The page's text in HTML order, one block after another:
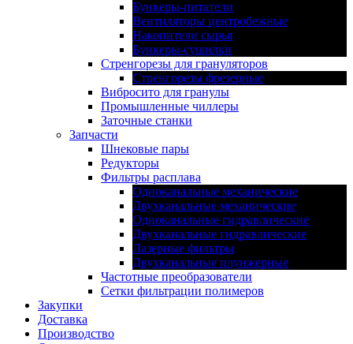
Бункеры-питатели
Вентиляторы центробежные
Накопители сырья
Бункеры-сушилки
Стренгорезы для грануляторов
Стренгорезы фрезерные
Вибросито для гранулы
Промышленные чиллеры
Заточные станки
Запчасти
Шнековые пары
Редукторы
Фильтры расплава
Одноканальные механические
Двухканальные механические
Одноканальные гидравлические
Двухканальные гидравлические
Лазерные фильтры
Двухканальные плунжерные
Частотные преобразователи
Сетки фильтрации полимеров
Закупки
Доставка
Производство